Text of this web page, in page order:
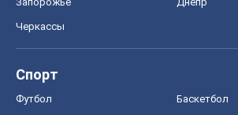
Черкассы
Спорт
Футбол Баскетбол